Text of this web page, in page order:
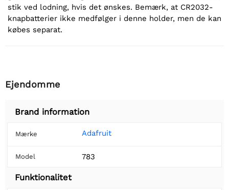
stik ved lodning, hvis det ønskes. Bemærk, at CR2032-
knapbatterier ikke medfølger i denne holder, men de kan
købes separat.
Ejendomme
Brand information
Mærke Adafruit
Model 783
Funktionalitet